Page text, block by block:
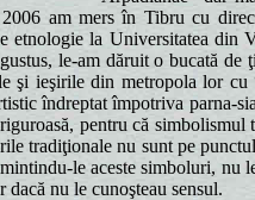
am mers în Tibru cu
etnologie la Universitatea
le-am dăruit o bucată
şi ieşirile din metropola lor
îndreptat împotriva parna-
pentru că
tradiţionale nu sunt pe
le aceste simboluri, nu
nu le cunoşteau sensul.